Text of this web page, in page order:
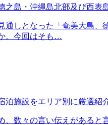
之島・沖縄島北部及び西表
通しとなった「奄美大島、
。今回はそも…
泊施設をエリア別に厳選紹
、数々の言い伝えがある